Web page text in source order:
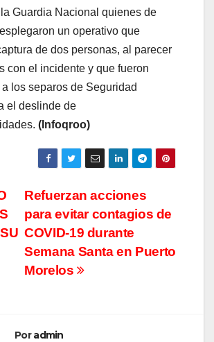
Guardia Nacional quienes de
un operativo que
de dos personas, al parecer
con el incidente y que fueron
los separos de Seguridad
el deslinde de
(Infoqroo)
Refuerzan acciones
para evitar contagios de
COVID-19 durante
Semana Santa en Puerto
Morelos
Poradmin